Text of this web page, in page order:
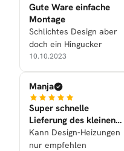
Gute Ware einfache
Montage
Schlichtes Design aber
doch ein Hingucker
10.10.2023
Manja
Super schnelle
Lieferung des kleinen
Handtuchtrockners
Kann Design-Heizungen
nur empfehlen